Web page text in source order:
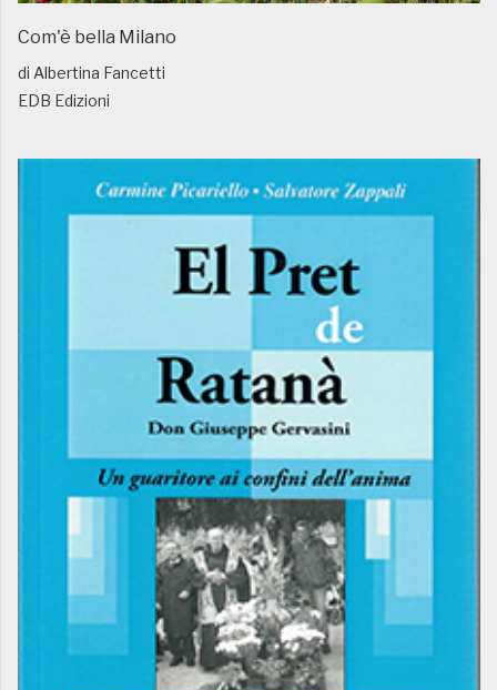
Com'è bella Milano
di Albertina Fancetti
EDB Edizioni